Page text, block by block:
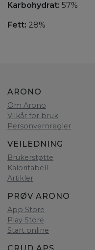
Karbohydrat: 57%
Fett: 28%
ARONO
Om Arono
Vilkår for bruk
Personvernregler
VEILEDNING
Brukerstøtte
Kaloritabell
Artikler
PRØV ARONO
App Store
Play Store
Start online